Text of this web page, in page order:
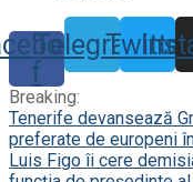
f
TelegramTwitter
Breaking:
Tenerife devansează
preferate de europeni
Luis Figo îi cere